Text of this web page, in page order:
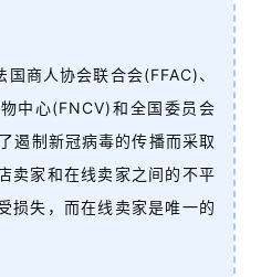
商人协会联合会(FFAC)、
中心(FNCV)和全国委员会
遏制新冠病毒的传播而采取
卖家和在线卖家之间的不平
损失，而在线卖家是唯一的